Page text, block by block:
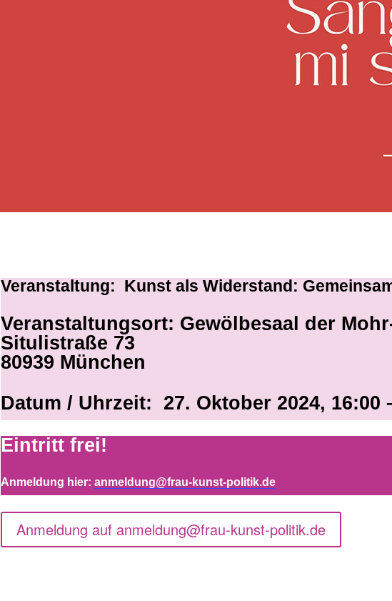
Veranstaltung: Kunst als Widerstand:
Veranstaltungsort: Gewölbesaal der
Situlistraße 73
80939 München
Datum / Uhrzeit: 27. Oktober 2024, 16:00
Eintritt frei!
Anmeldung hier: anmeldung@frau-kunst-politik.de
Anmeldung auf anmeldung@frau-kunst-politik.de